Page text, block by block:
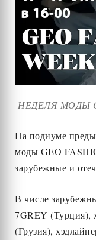
НЕДЕЛЯ МОДЫ
На подиуме
моды GEO
зарубежные и
В числе
7GREY (Турция),
(Грузия),